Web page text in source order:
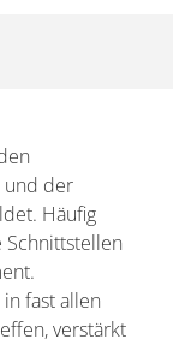
und der
Häufig
Schnittstellen
fast allen
verstärkt